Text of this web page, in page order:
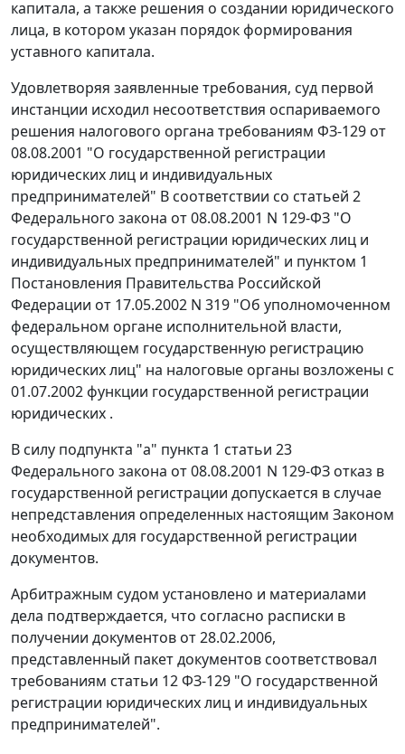
капитала, а также решения о создании юридического
лица, в котором указан порядок формирования
уставного капитала.
Удовлетворяя заявленные требования, суд первой
инстанции исходил несоответствия оспариваемого
решения налогового органа требованиям ФЗ-129 от
08.08.2001 "О государственной регистрации
юридических лиц и индивидуальных
предпринимателей" В соответствии со статьей 2
Федерального закона от 08.08.2001 N 129-ФЗ "О
государственной регистрации юридических лиц и
индивидуальных предпринимателей" и пунктом 1
Постановления Правительства Российской
Федерации от 17.05.2002 N 319 "Об уполномоченном
федеральном органе исполнительной власти,
осуществляющем государственную регистрацию
юридических лиц" на налоговые органы возложены с
01.07.2002 функции государственной регистрации
юридических .
В силу подпункта "а" пункта 1 статьи 23
Федерального закона от 08.08.2001 N 129-ФЗ отказ в
государственной регистрации допускается в случае
непредставления определенных настоящим Законом
необходимых для государственной регистрации
документов.
Арбитражным судом установлено и материалами
дела подтверждается, что согласно расписки в
получении документов от 28.02.2006,
представленный пакет документов соответствовал
требованиям статьи 12ФЗ-129 "О государственной
регистрации юридических лиц и индивидуальных
предпринимателей".